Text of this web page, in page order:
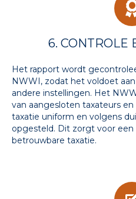
6. CONTROLE
Het rapport wordt
NWWI, zodat het voldoet
andere instellingen. Het
van aangesloten taxateurs
taxatie uniform en volgens
opgesteld. Dit zorgt voor
betrouwbare taxatie.